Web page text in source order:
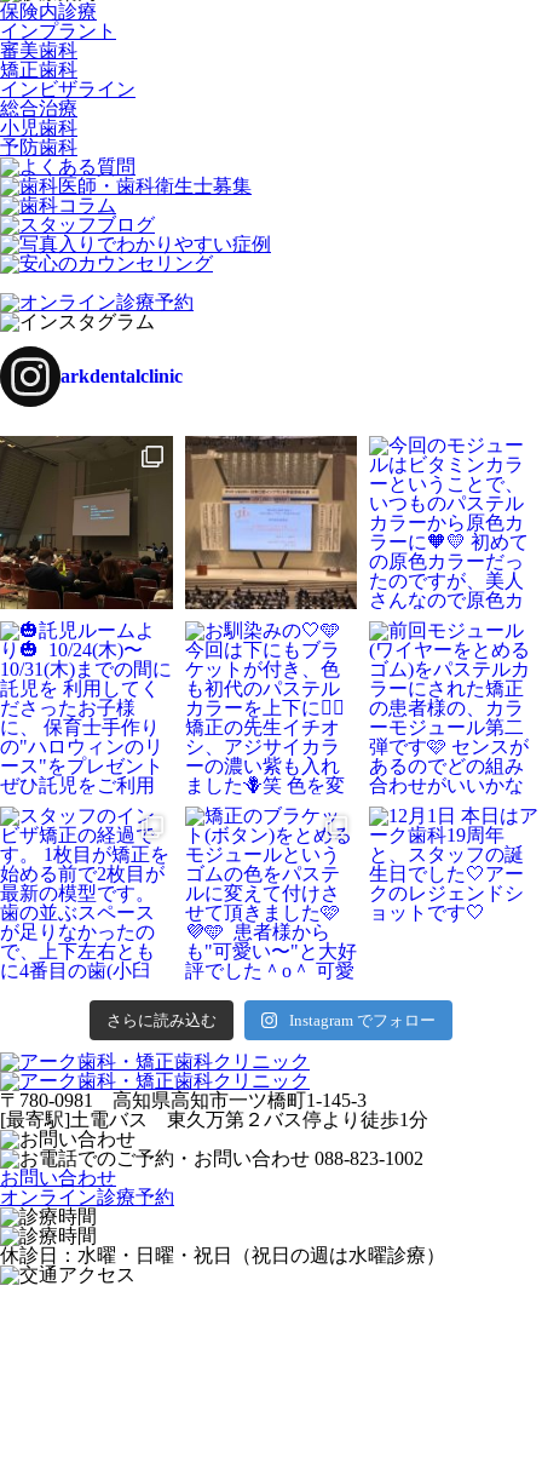
保険内診療
インプラント
審美歯科
矯正歯科
インビザライン
総合治療
小児歯科
予防歯科
arkdentalclinic
さらに読み込む Instagram でフォロー
〒780-0981 高知県高知市一ツ橋町1-145-3
[最寄駅]土電バス 東久万第２バス停より徒歩1分
お問い合わせ
オンライン診療予約
休診日：水曜・日曜・祝日（祝日の週は水曜診療）